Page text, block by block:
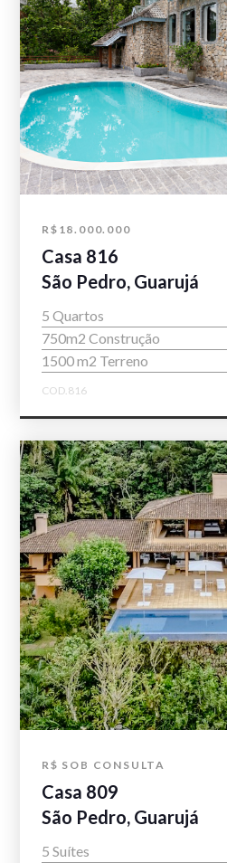
R$18.000.000
Casa 816
São Pedro, Guarujá
5 Quartos
750m2 Construção
1500 m2 Terreno
COD.816
R$ SOB CONSULTA
Casa 809
São Pedro, Guarujá
5 Suítes